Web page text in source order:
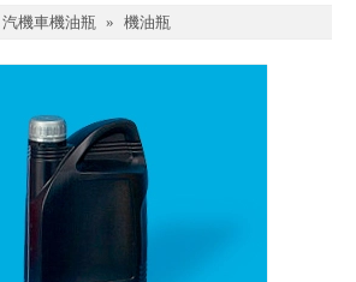
汽機車機油瓶 » 機油瓶